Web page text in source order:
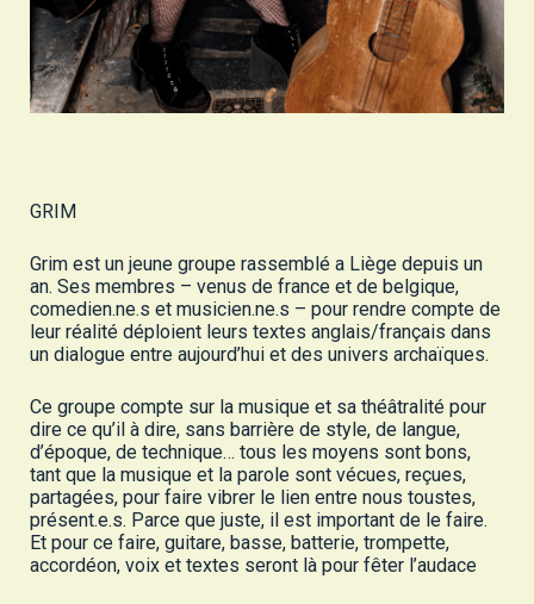
GRIM
Grim est un jeune groupe rassemblé a Liège depuis un
an. Ses membres – venus de france et de belgique,
comedien.ne.s et musicien.ne.s – pour rendre compte de
leur réalité déploient leurs textes anglais/français dans
un dialogue entre aujourd’hui et des univers archaïques.
Ce groupe compte sur la musique et sa théâtralité pour
dire ce qu’il à dire, sans barrière de style, de langue,
d’époque, de technique… tous les moyens sont bons,
tant que la musique et la parole sont vécues, reçues,
partagées, pour faire vibrer le lien entre nous toustes,
présent.e.s. Parce que juste, il est important de le faire.
Et pour ce faire, guitare, basse, batterie, trompette,
accordéon, voix et textes seront là pour fêter l’audace